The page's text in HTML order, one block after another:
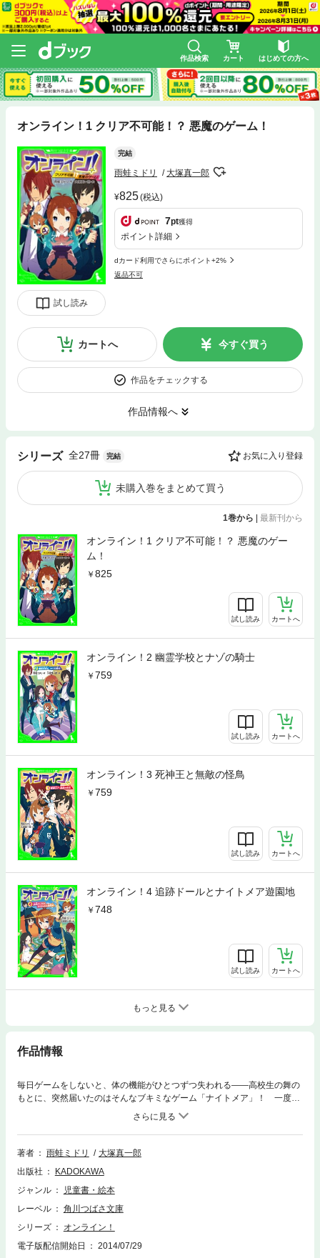
作品検索 カート はじめての方へ
オンライン！1 クリア不可能！？ 悪魔のゲーム！
試し読み
完結
雨蛙ミドリ 大塚真一郎
825(税込)
7pt獲得
ポイント詳細
dカード利用でさらにポイント+2%
返品不可
カートへ 今すぐ買う
作品をチェックする
作品情報へ
シリーズ 全27冊 完結 お気に入り登録
未購入巻をまとめて買う
1巻から | 最新刊から
オンライン！1 クリア不可能！？ 悪魔のゲー
ム！
825
試し読み カートへ
オンライン！2 幽霊学校とナゾの騎士
759
試し読み カートへ
オンライン！3 死神王と無敵の怪鳥
759
試し読み カートへ
オンライン！4 追跡ドールとナイトメア遊園地
748
試し読み カートへ
もっと見る
作品情報
毎日ゲームをしないと、体の機能がひとつずつ失われる――高校生の舞の
もとに、突然届いたのはそんなブキミなゲーム「ナイトメア」！ 一度手
にしたら、やめることは絶対許されないこのゲームが、今日本中で大流
行!? ゲームが苦手な舞も、口さけ女との心理戦や死神との特技戦とバト
ルの毎日。完全クリアめざし、照れ屋の朝霧さん、イケメンだけど性格に
難ありの杉浦さんらと「ナイトメア攻略部」が、いざ始動！【小学上級か
おります。また一部のページを改変しております。※
著者 雨蛙ミドリ
大塚真一郎
出版社
KADOKAWA
ジャンル
児童書・絵本
レーベル
角川つばさ文庫
シリーズ
オンライン！
電子版配信開始日
2014/07/29